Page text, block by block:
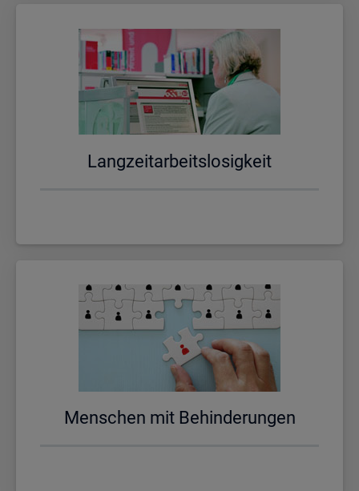
Lang­zeit­ar­beits­lo­sig­keit
Men­schen mit Be­hin­de­run­gen